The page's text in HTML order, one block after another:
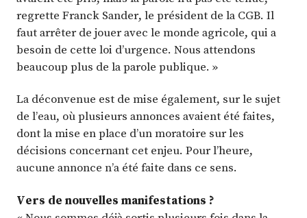
regrette Franck Sander, le président de la CGB. Il
faut arrêter de jouer avec le monde agricole, qui a
besoin de cette loi d’urgence. Nous attendons
beaucoup plus de la parole publique. »
La déconvenue est de mise également, sur le sujet
de l’eau, où plusieurs annonces avaient été faites,
dont la mise en place d’un moratoire sur les
décisions concernant cet enjeu. Pour l’heure,
aucune annonce n’a été faite dans ce sens.
Vers de nouvelles manifestations ?